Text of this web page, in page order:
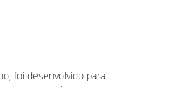
foi desenvolvido para